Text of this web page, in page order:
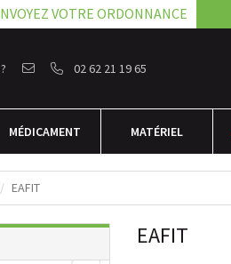
VOTRE ORDONNANCE
02 62 21 19 65
MÉDICAMENT MATÉRIEL
EAFIT
EAFIT